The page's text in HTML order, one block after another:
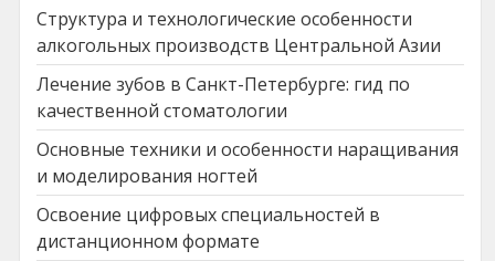
Структура и технологические особенности
алкогольных производств Центральной Азии
Лечение зубов в Санкт-Петербурге: гид по
качественной стоматологии
Основные техники и особенности наращивания
и моделирования ногтей
Освоение цифровых специальностей в
дистанционном формате